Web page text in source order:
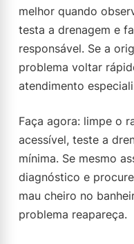
melhor quando
testa a drenagem e
responsável. Se a
problema voltar
atendimento
Faça agora: limpe o
acessível, teste a
mínima. Se mesmo
diagnóstico e
mau cheiro no
problema reapareça.